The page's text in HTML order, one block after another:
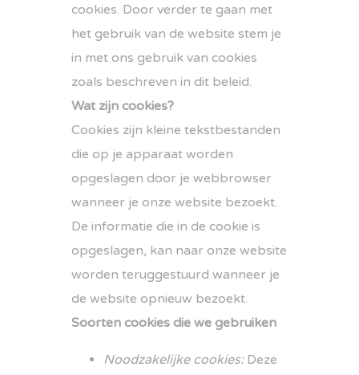
cookies. Door verder te gaan met
het gebruik van de website stem je
in met ons gebruik van cookies
zoals beschreven in dit beleid.
Wat zijn cookies?
Cookies zijn kleine tekstbestanden
die op je apparaat worden
opgeslagen door je webbrowser
wanneer je onze website bezoekt.
De informatie die in de cookie is
opgeslagen, kan naar onze website
worden teruggestuurd wanneer je
de website opnieuw bezoekt.
Soorten cookies die we gebruiken
Noodzakelijke cookies:Deze